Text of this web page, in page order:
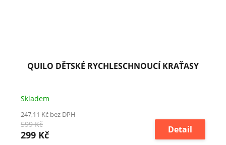
QUILO DĚTSKÉ RYCHLESCHNOUCÍ KRAŤASY
Skladem
247,11 Kč bez DPH
599 Kč
299 Kč Detail